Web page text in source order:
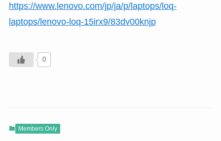
https://www.lenovo.com/jp/ja/p/laptops/loq-
laptops/lenovo-loq-15irx9/83dv00knjp
0
Members Only